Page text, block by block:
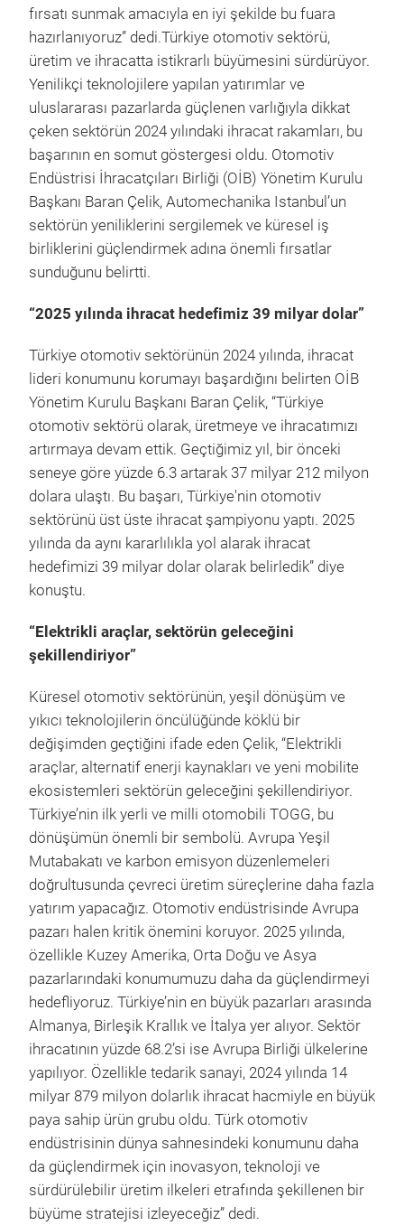
fırsatı sunmak amacıyla en iyi şekilde bu fuara
hazırlanıyoruz” dedi.Türkiye otomotiv sektörü,
üretim ve ihracatta istikrarlı büyümesini sürdürüyor.
Yenilikçi teknolojilere yapılan yatırımlar ve
uluslararası pazarlarda güçlenen varlığıyla dikkat
çeken sektörün 2024 yılındaki ihracat rakamları, bu
başarının en somut göstergesi oldu. Otomotiv
Endüstrisi İhracatçıları Birliği (OİB) Yönetim Kurulu
Başkanı Baran Çelik, Automechanika Istanbul’un
sektörün yeniliklerini sergilemek ve küresel iş
birliklerini güçlendirmek adına önemli fırsatlar
sunduğunu belirtti.
“2025 yılında ihracat hedefimiz 39 milyar dolar”
Türkiye otomotiv sektörünün 2024 yılında, ihracat
lideri konumunu korumayı başardığını belirten OİB
Yönetim Kurulu Başkanı Baran Çelik, “Türkiye
otomotiv sektörü olarak, üretmeye ve ihracatımızı
artırmaya devam ettik. Geçtiğimiz yıl, bir önceki
seneye göre yüzde 6.3 artarak 37 milyar 212 milyon
dolara ulaştı. Bu başarı, Türkiye'nin otomotiv
sektörünü üst üste ihracat şampiyonu yaptı. 2025
yılında da aynı kararlılıkla yol alarak ihracat
hedefimizi 39 milyar dolar olarak belirledik” diye
konuştu.
“Elektrikli araçlar, sektörün geleceğini
şekillendiriyor”
Küresel otomotiv sektörünün, yeşil dönüşüm ve
yıkıcı teknolojilerin öncülüğünde köklü bir
değişimden geçtiğini ifade eden Çelik, “Elektrikli
araçlar, alternatif enerji kaynakları ve yeni mobilite
ekosistemleri sektörün geleceğini şekillendiriyor.
Türkiye’nin ilk yerli ve milli otomobili TOGG, bu
dönüşümün önemli bir sembolü. Avrupa Yeşil
Mutabakatı ve karbon emisyon düzenlemeleri
doğrultusunda çevreci üretim süreçlerine daha fazla
yatırım yapacağız. Otomotiv endüstrisinde Avrupa
pazarı halen kritik önemini koruyor. 2025 yılında,
özellikle Kuzey Amerika, Orta Doğu ve Asya
pazarlarındaki konumumuzu daha da güçlendirmeyi
hedefliyoruz. Türkiye’nin en büyük pazarları arasında
Almanya, Birleşik Krallık ve İtalya yer alıyor. Sektör
ihracatının yüzde 68.2’si ise Avrupa Birliği ülkelerine
yapılıyor. Özellikle tedarik sanayi, 2024 yılında 14
milyar 879 milyon dolarlık ihracat hacmiyle en büyük
paya sahip ürün grubu oldu. Türk otomotiv
endüstrisinin dünya sahnesindeki konumunu daha
da güçlendirmek için inovasyon, teknoloji ve
sürdürülebilir üretim ilkeleri etrafında şekillenen bir
büyüme stratejisi izleyeceğiz” dedi.